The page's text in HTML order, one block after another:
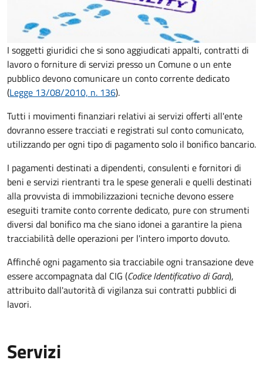
I soggetti giuridici che si sono aggiudicati appalti, contratti di
lavoro o forniture di servizi presso un Comune o un ente
pubblico devono comunicare un conto corrente dedicato
(Legge 13/08/2010, n. 136).
Tutti i movimenti finanziari relativi ai servizi offerti all'ente
dovranno essere tracciati e registrati sul conto comunicato,
utilizzando per ogni tipo di pagamento solo il bonifico bancario.
I pagamenti destinati a dipendenti, consulenti e fornitori di
beni e servizi rientranti tra le spese generali e quelli destinati
alla provvista di immobilizzazioni tecniche devono essere
eseguiti tramite conto corrente dedicato, pure con strumenti
diversi dal bonifico ma che siano idonei a garantire la piena
tracciabilità delle operazioni per l'intero importo dovuto.
Affinché ogni pagamento sia tracciabile ogni transazione deve
essere accompagnata dal CIG (Codice Identificativo di Gara),
attribuito dall'autorità di vigilanza sui contratti pubblici di
lavori.
Servizi